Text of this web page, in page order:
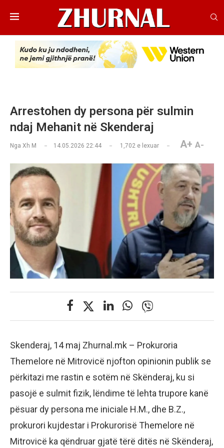
Arrestohen dy persona për sulmin
ndaj Mehanit në Skenderaj
Nga Xh M 14.05.2026 22:44 1,702 e lexuar A+ A-
Skenderaj, 14 maj Zhurnal.mk – Prokuroria
Themelore në Mitrovicë njofton opinionin publik se
përkitazi me rastin e sotëm në Skënderaj, ku si
pasojë e sulmit fizik, lëndime të lehta trupore kanë
pësuar dy persona me iniciale H.M., dhe B.Z.,
prokurori kujdestar i Prokurorisë Themelore në
Mitrovicë ka qëndruar gjatë tërë ditës në Skënderaj,